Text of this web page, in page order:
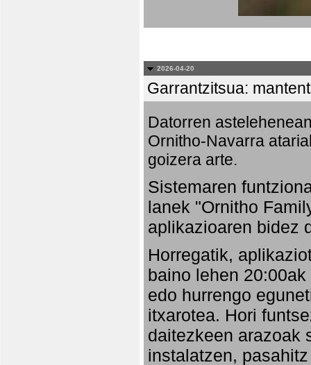
2026-04-20
Garrantzitsua:
Datorren
Ornitho-Navarra
goizera arte.
Sistemaren
lanek "Ornitho
aplikazioaren bidez
Horregatik,
baino lehen
edo hurrengo
itxarotea. Hori
daitezkeen arazoak
instalatzen,